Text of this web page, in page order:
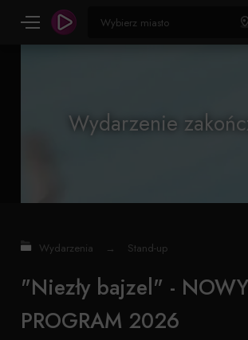
Wydarzenie
Wydarzenia → Stand-up
"Niezły bajzel" - NOWY
PROGRAM 2026